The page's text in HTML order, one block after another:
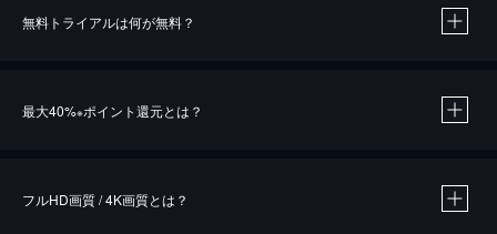
無料トライアルは何が無料？
最大40%※ポイント還元とは？
フルHD画質 / 4K画質とは？